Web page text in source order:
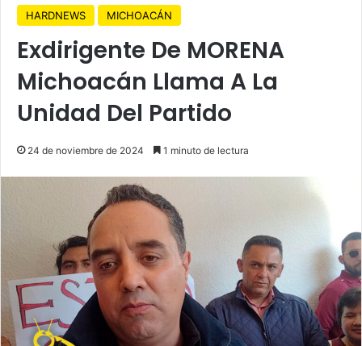
HARDNEWS MICHOACÁN
Exdirigente De MORENA
Michoacán Llama A La
Unidad Del Partido
24 de noviembre de 2024 1 minuto de lectura